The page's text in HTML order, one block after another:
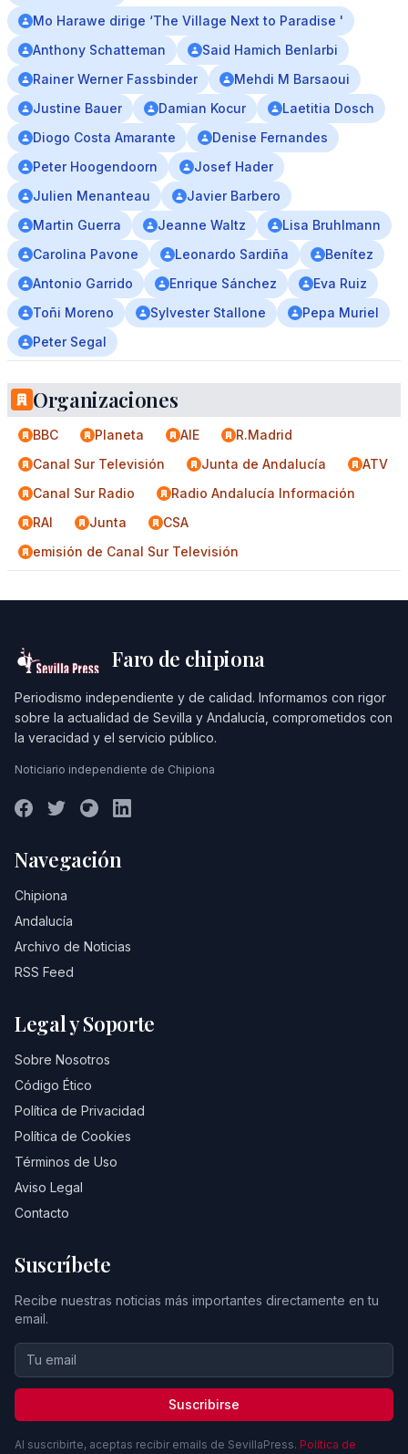
Mo Harawe dirige ‘The Village Next to Paradise '
Anthony Schatteman
Said Hamich Benlarbi
Rainer Werner Fassbinder
Mehdi M Barsaoui
Justine Bauer
Damian Kocur
Laetitia Dosch
Diogo Costa Amarante
Denise Fernandes
Peter Hoogendoorn
Josef Hader
Julien Menanteau
Javier Barbero
Martin Guerra
Jeanne Waltz
Lisa Bruhlmann
Carolina Pavone
Leonardo Sardiña
Benítez
Antonio Garrido
Enrique Sánchez
Eva Ruiz
Toñi Moreno
Sylvester Stallone
Pepa Muriel
Peter Segal
Organizaciones
BBC Planeta AIE
R.Madrid
Canal Sur Televisión
Junta de Andalucía
ATV
Canal Sur Radio
Radio Andalucía Información
RAI
Junta
CSA
emisión de Canal Sur Televisión
Faro de chipiona
Periodismo independiente y de calidad. Informamos con rigor
sobre la actualidad de Sevilla y Andalucía, comprometidos con
la veracidad y el servicio público.
Noticiario independiente de Chipiona
Navegación
Chipiona
Andalucía
Archivo de Noticias
RSS Feed
Legal y Soporte
Sobre Nosotros
Código Ético
Política de Privacidad
Política de Cookies
Términos de Uso
Aviso Legal
Contacto
Suscríbete
Recibe nuestras noticias más importantes directamente en tu
email.
Suscribirse
Al suscribirte, aceptas recibir emails de SevillaPress. Política de